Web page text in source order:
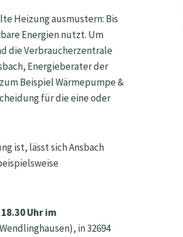
Heizung ausmustern: Bis
Energien nutzt. Um
die Verbraucherzentrale
Energieberater der
Beispiel Wärmepumpe &
für die eine oder
ist, lässt sich Ansbach
Uhr im
in 32694